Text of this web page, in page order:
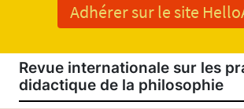
Adhérer sur le site
Revue internationale sur les
didactique de la philosophie